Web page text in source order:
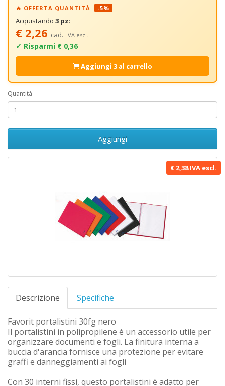
€ 2,38 IVA escl.
Descrizione Specifiche
Favorit portalistini 30fg nero
Il portalistini in polipropilene è un accessorio utile per
organizzare documenti e fogli. La finitura interna a
buccia d'arancia fornisce una protezione per evitare
graffi e danneggiamenti ai fogli
Con 30 interni fissi, questo portalistini è adatto per
🔥 OFFERTA QUANTITÀ -5%
Acquistando 3 pz:
€ 2,26 cad. IVA escl.
✓ Risparmi € 0,36
Aggiungi 3 al carrello
Quantità
Aggiungi